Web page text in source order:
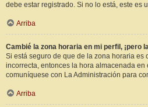
debe estar registrado. Si no lo está, este es
Arriba
Cambié la zona horaria en mi perfil, ¡pero
Si está seguro de que de la zona horaria es
incorrecta, entonces la hora almacenada
comuníquese con La Administración para
Arriba